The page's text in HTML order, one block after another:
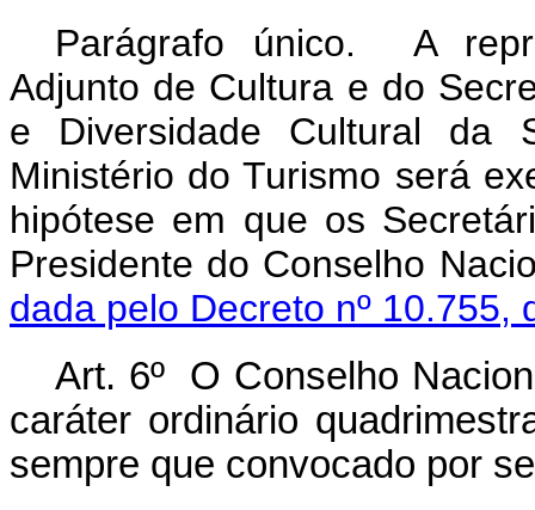
Parágrafo único. A
Adjunto de Cultura e do
e Diversidade Cultural da
Ministério do Turismo será
hipótese em que os
Presidente do Conselho
dada pelo Decreto nº 10.755,
Art. 6º O Conselho
caráter ordinário
sempre que convocado por